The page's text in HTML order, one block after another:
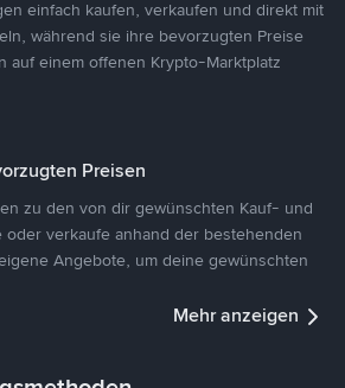
einfach kaufen, verkaufen und direkt mit
während sie ihre bevorzugten Preise
auf einem offenen Krypto-Marktplatz
Preisen
zu den von dir gewünschten Kauf- und
oder verkaufe anhand der bestehenden
Angebote, um deine gewünschten
Mehr anzeigen